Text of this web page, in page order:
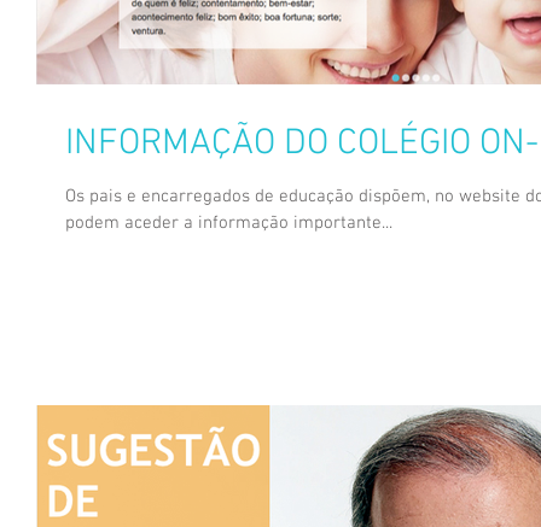
INFORMAÇÃO DO COLÉGIO
Os pais e encarregados de educação dispõem, no website
podem aceder a informação importante...